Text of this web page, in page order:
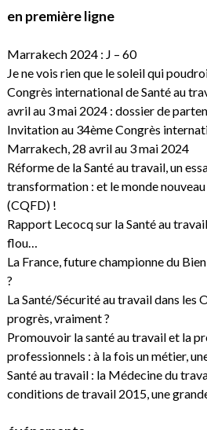
en première ligne
Marrakech 2024 : J – 60
Je ne vois rien que le soleil qui
Congrès international de Santé au
avril au 3 mai 2024 : dossier de
Invitation au 34ème Congrès
Marrakech, 28 avril au 3 mai 2024
Réforme de la Santé au travail, un
transformation : et le monde
(CQFD) !
Rapport Lecocq sur la Santé au
flou…
La France, future championne du
?
La Santé/Sécurité au travail dans les
progrès, vraiment ?
Promouvoir la santé au travail et la
professionnels : à la fois un métier,
Santé au travail : la Médecine du
conditions de travail 2015, une